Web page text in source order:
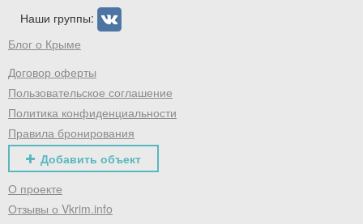
Наши группы:
Блог о Крыме
Договор оферты
Пользовательское соглашение
Политика конфиденциальности
Правила бронирования
Добавить объект
О проекте
Отзывы о Vkrim.info